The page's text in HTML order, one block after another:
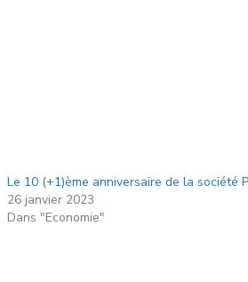
Le 10 (+1)ème anniversaire de la société
26 janvier 2023
Dans "Economie"